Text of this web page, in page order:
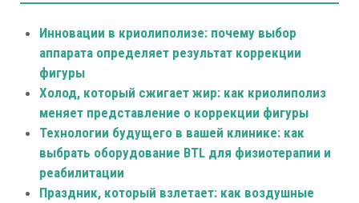
Инновации в криолиполизе: почему выбор
аппарата определяет результат коррекции
фигуры
Холод, который сжигает жир: как криолиполиз
меняет представление о коррекции фигуры
Технологии будущего в вашей клинике: как
выбрать оборудование BTL для физиотерапии и
реабилитации
Праздник, который взлетает: как воздушные